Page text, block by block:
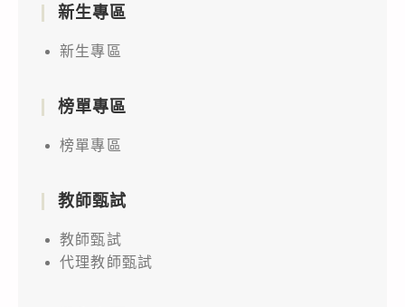
新生專區
新生專區
榜單專區
榜單專區
教師甄試
教師甄試
代理教師甄試